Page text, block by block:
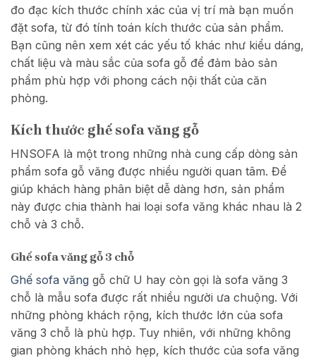
đo đạc kích thước chính xác của vị trí mà bạn muốn
đặt sofa, từ đó tính toán kích thước của sản phẩm.
Bạn cũng nên xem xét các yếu tố khác như kiểu dáng,
chất liệu và màu sắc của sofa gỗ để đảm bảo sản
phẩm phù hợp với phong cách nội thất của căn
phòng.
Kích thước ghế sofa văng gỗ
HNSOFA là một trong những nhà cung cấp dòng sản
phẩm sofa gỗ văng được nhiều người quan tâm. Để
giúp khách hàng phân biệt dễ dàng hơn, sản phẩm
này được chia thành hai loại sofa văng khác nhau là 2
chỗ và 3 chỗ.
Ghế sofa văng gỗ 3 chỗ
Ghế sofa văng gỗ chữ U hay còn gọi là sofa văng 3
chỗ là mẫu sofa được rất nhiều người ưa chuộng. Với
những phòng khách rộng, kích thước lớn của sofa
văng 3 chỗ là phù hợp. Tuy nhiên, với những không
gian phòng khách nhỏ hẹp, kích thước của sofa văng